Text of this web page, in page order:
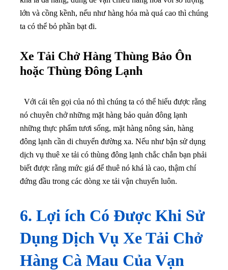
lớn và cồng kềnh, nếu như hàng hóa mà quá cao thì chúng
ta có thể bỏ phần bạt đi.
Xe Tải Chở Hàng Thùng Bảo Ôn
hoặc Thùng Đông Lạnh
Với cái tên gọi của nó thì chúng ta có thể hiểu được rằng
nó chuyên chở những mặt hàng bảo quản đông lạnh
những thực phẩm tươi sống, mặt hàng nông sản, hàng
đông lạnh cần di chuyển đường xa. Nếu như bận sử dụng
dịch vụ thuê xe tải có thùng đông lạnh chắc chắn bạn phải
biết được rằng mức giá để thuê nó khá là cao, thậm chí
đứng đầu trong các dòng xe tải vận chuyển luôn.
6. Lợi ích Có Được Khi Sử
Dụng Dịch Vụ Xe Tải Chở
Hàng Cà Mau Của Vạn